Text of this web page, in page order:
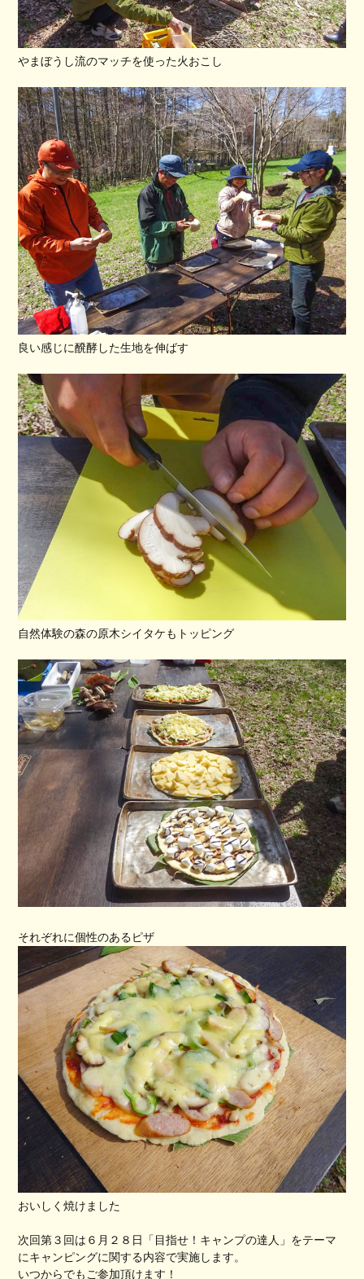
やまぼうし流のマッチを使った火おこし
良い感じに醗酵した生地を伸ばす
自然体験の森の原木シイタケもトッピング
それぞれに個性のあるピザ
おいしく焼けました
次回第３回は６月２８日「目指せ！キャンプの達人」をテーマ
にキャンピングに関する内容で実施します。
いつからでもご参加頂けます！